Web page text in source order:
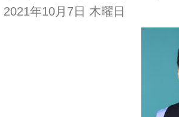
2021年10月7日 木曜日